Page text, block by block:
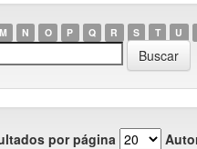
M N O P Q R S T U
por página